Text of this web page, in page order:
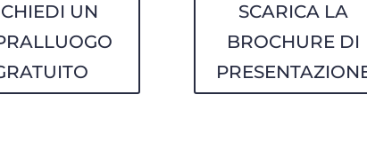
UN
SCARICA LA
BROCHURE DI